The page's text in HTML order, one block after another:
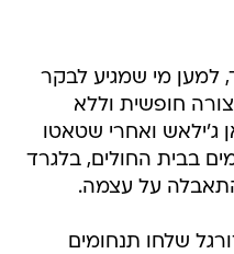
למען מי שמגיע לבקר
חופשית וללא
ג'ילאש ואחרי שטאטו
בסופו של מאבק בן 12 ימים בבית החולים, בלגרד
על עצמה.
שלחו תנחומים